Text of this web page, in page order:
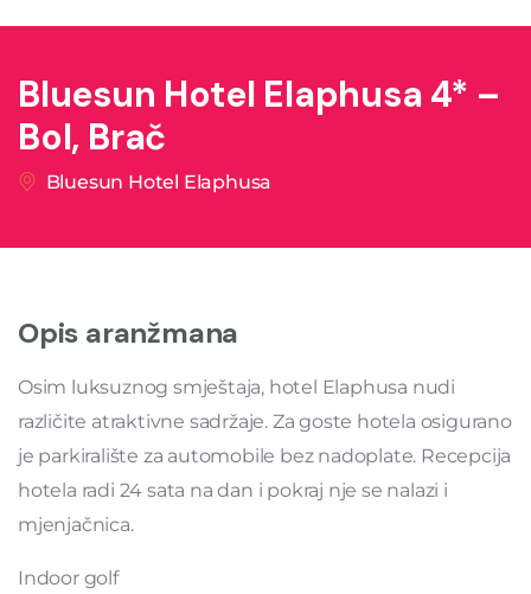
Bluesun Hotel Elaphusa 4* –
Bol, Brač
Bluesun Hotel Elaphusa
Opis aranžmana
Osim luksuznog smještaja, hotel Elaphusa nudi
različite atraktivne sadržaje. Za goste hotela osigurano
je parkiralište za automobile bez nadoplate. Recepcija
hotela radi 24 sata na dan i pokraj nje se nalazi i
mjenjačnica.
Indoor golf